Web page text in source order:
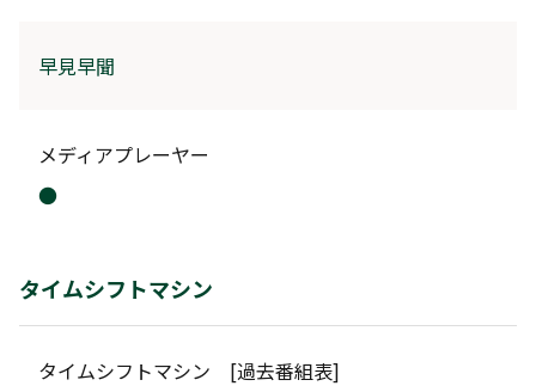
早見早聞
メディアプレーヤー
●
タイムシフトマシン
タイムシフトマシン [過去番組表]